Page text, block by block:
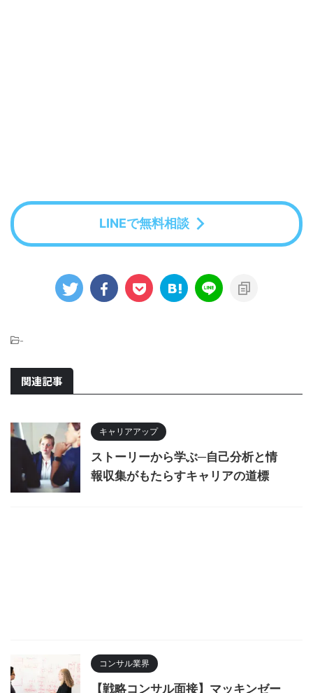
LINEで無料相談
-
関連記事
キャリアアップ
ストーリーから学ぶ─自己分析と情
報収集がもたらすキャリアの道標
コンサル業界
【戦略コンサル面接】マッキンゼー